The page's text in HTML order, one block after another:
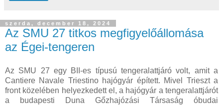
szerda, december 18, 2024
Az SMU 27 titkos megfigyelőállomása
az Égei-tengeren
Az SMU 27 egy BII-es típusú tengeralattjáró volt, amit a
Cantiere Navale Triestino hajógyár épített. Mivel Trieszt a
front közelében helyezkedett el, a hajógyár a tengeralattjárót
a budapesti Duna Gőzhajózási Társaság óbudai